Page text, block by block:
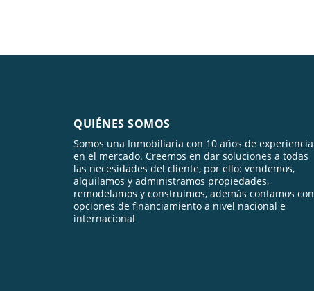
QUIÉNES SOMOS
Somos una Inmobiliaria con 10 años de experiencia
en el mercado. Creemos en dar soluciones a todas
las necesidades del cliente, por ello: vendemos,
alquilamos y administramos propiedades,
remodelamos y construimos, además contamos con
opciones de financiamiento a nivel nacional e
internacional